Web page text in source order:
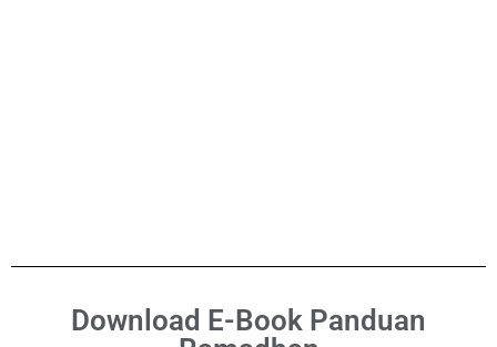
Download E-Book Panduan